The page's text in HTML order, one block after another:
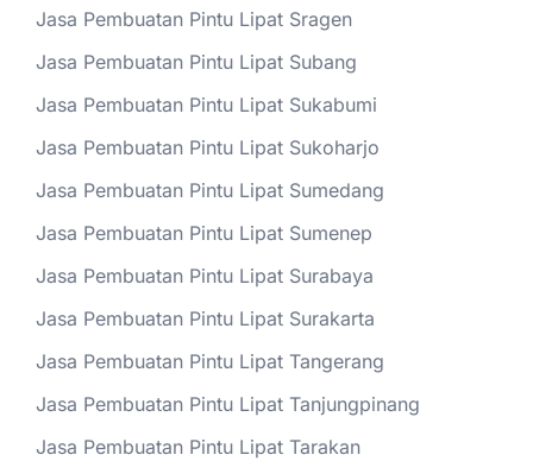
Jasa Pembuatan Pintu Lipat Sragen
Jasa Pembuatan Pintu Lipat Subang
Jasa Pembuatan Pintu Lipat Sukabumi
Jasa Pembuatan Pintu Lipat Sukoharjo
Jasa Pembuatan Pintu Lipat Sumedang
Jasa Pembuatan Pintu Lipat Sumenep
Jasa Pembuatan Pintu Lipat Surabaya
Jasa Pembuatan Pintu Lipat Surakarta
Jasa Pembuatan Pintu Lipat Tangerang
Jasa Pembuatan Pintu Lipat Tanjungpinang
Jasa Pembuatan Pintu Lipat Tarakan